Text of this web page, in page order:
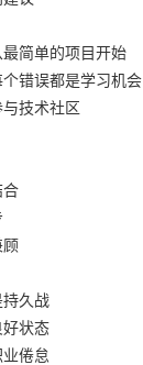
简单的项目开始
错误都是学习机会
技术社区
合
顾
久战
状态
倦怠